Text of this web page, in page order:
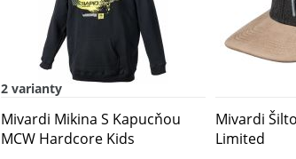
2 varianty
Mivardi Mikina S Kapucňou
MCW Hardcore Kids
Mivardi
Limited